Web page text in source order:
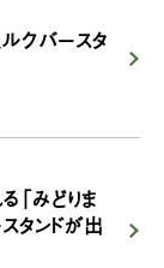
クバースタ
みどりま
タンドが出